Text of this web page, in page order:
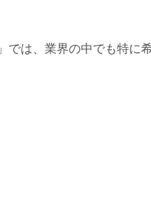
」では、業界の中でも特に